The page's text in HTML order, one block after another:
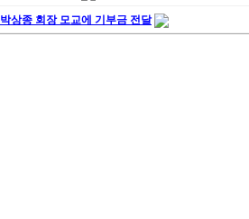
박상종 회장 모교에 기부금 전달